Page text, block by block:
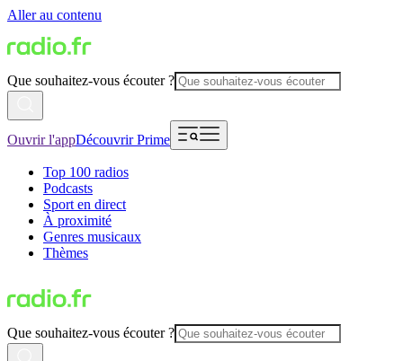
Aller au contenu
Que souhaitez-vous écouter ?
Ouvrir l'appDécouvrir Prime
Top 100 radios
Podcasts
Sport en direct
À proximité
Genres musicaux
Thèmes
Que souhaitez-vous écouter ?